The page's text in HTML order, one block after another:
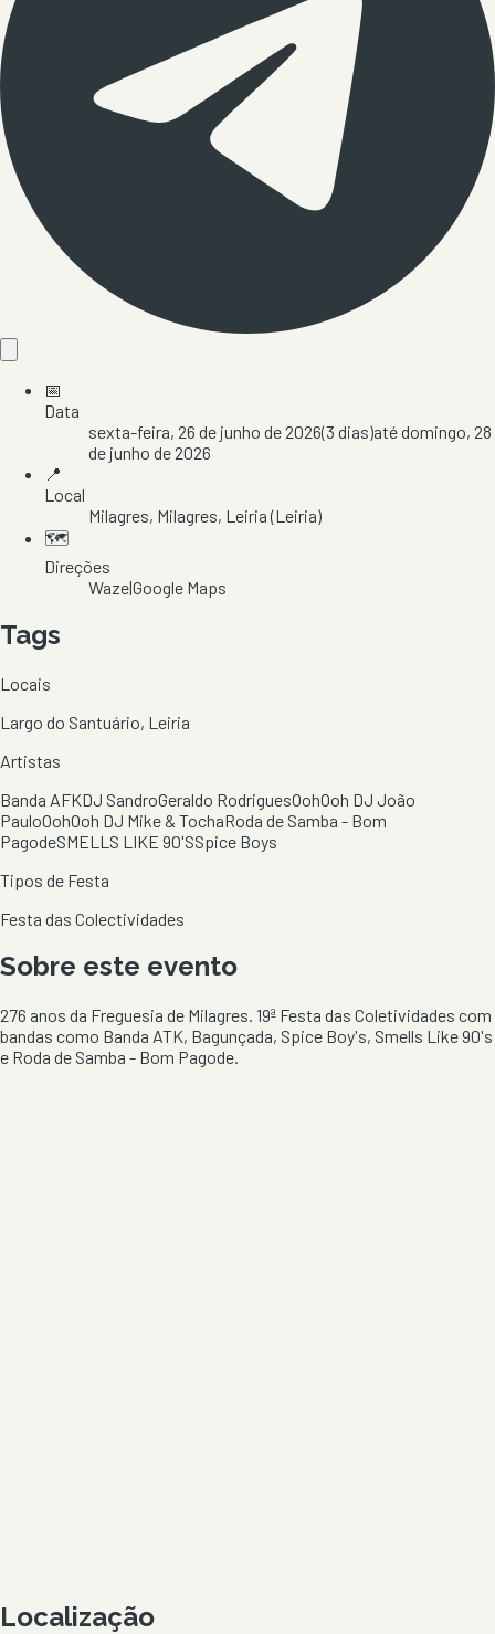
📅
Data
sexta-feira, 26 de junho de 2026(3 dias)atédomingo, 28
de junho de 2026
📍
Local
Milagres, Milagres, Leiria(Leiria)
🗺️
Direções
Waze|Google Maps
Tags
Locais
Largo do Santuário, Leiria
Artistas
Banda AFKDJ SandroGeraldo RodriguesOohOoh DJ João
PauloOohOoh DJ Mike & TochaRoda de Samba - Bom
PagodeSMELLS LIKE 90'SSpice Boys
Tipos de Festa
Festa das Colectividades
Sobre este evento
276 anos da Freguesia de Milagres. 19ª Festa das Coletividades com
bandas como Banda ATK, Bagunçada, Spice Boy's, Smells Like 90's
e Roda de Samba - Bom Pagode.
Localização